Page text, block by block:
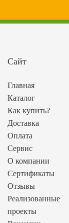
Сайт
Главная
Каталог
Как купить?
Доставка
Оплата
Сервис
О компании
Сертификаты
Отзывы
Реализованные
проекты